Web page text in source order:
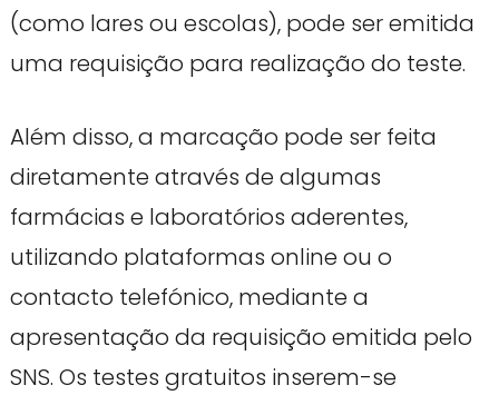
(como lares ou escolas), pode ser emitida
uma requisição para realização do teste.
Além disso, a marcação pode ser feita
diretamente através de algumas
farmácias e laboratórios aderentes,
utilizando plataformas online ou o
contacto telefónico, mediante a
apresentação da requisição emitida pelo
SNS. Os testes gratuitos inserem-se